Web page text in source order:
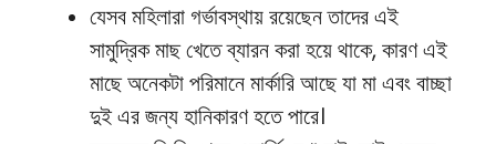
যেসব মহিলারা গর্ভাবস্থায় রয়েছেন তাদের এই
সামুদ্রিক মাছ খেতে ব্যারন করা হয়ে থাকে, কারণ এই
মাছে অনেকটা পরিমানে মার্কারি আছে যা মা এবং বাচ্ছা
দুই এর জন্য হানিকারণ হতে পারে।